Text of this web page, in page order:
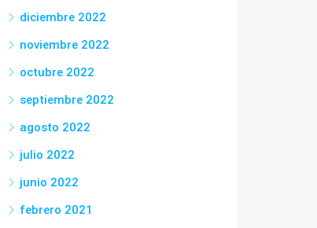
diciembre 2022
noviembre 2022
octubre 2022
septiembre 2022
agosto 2022
julio 2022
junio 2022
febrero 2021